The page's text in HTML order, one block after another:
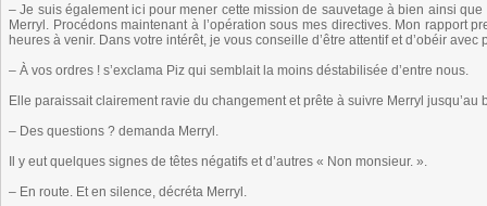
– Je suis également ici pour mener cette mission de sauvetage à bien ainsi
Merryl. Procédons maintenant à l’opération sous mes directives. Mon rapport
heures à venir. Dans votre intérêt, je vous conseille d’être attentif et d’obéir avec
– À vos ordres ! s’exclama Piz qui semblait la moins déstabilisée d’entre nous.
Elle paraissait clairement ravie du changement et prête à suivre Merryl jusqu’au
– Des questions ? demanda Merryl.
Il y eut quelques signes de têtes négatifs et d’autres « Non monsieur. ».
– En route. Et en silence, décréta Merryl.